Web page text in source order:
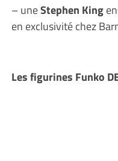
– uneStephen King
en exclusivité chez
Les figurines Funko